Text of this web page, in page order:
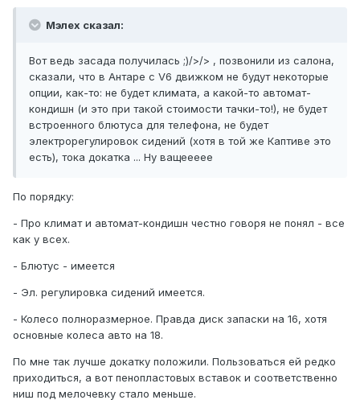
Мэлех сказал:
Вот ведь засада получилась ;)/>/> , позвонили из салона,
сказали, что в Антаре c V6 движком не будут некоторые
опции, как-то: не будет климата, а какой-то автомат-
кондишн (и это при такой стоимости тачки-то!), не будет
встроенного блютуса для телефона, не будет
электрорегулировок сидений (хотя в той же Каптиве это
есть), тока докатка ... Ну ващеееее
По порядку:
- Про климат и автомат-кондишн честно говоря не понял - все
как у всех.
- Блютус - имеется
- Эл. регулировка сидений имеется.
- Колесо полноразмерное. Правда диск запаски на 16, хотя
основные колеса авто на 18.
По мне так лучше докатку положили. Пользоваться ей редко
приходиться, а вот пенопластовых вставок и соответственно
ниш под мелочевку стало меньше.